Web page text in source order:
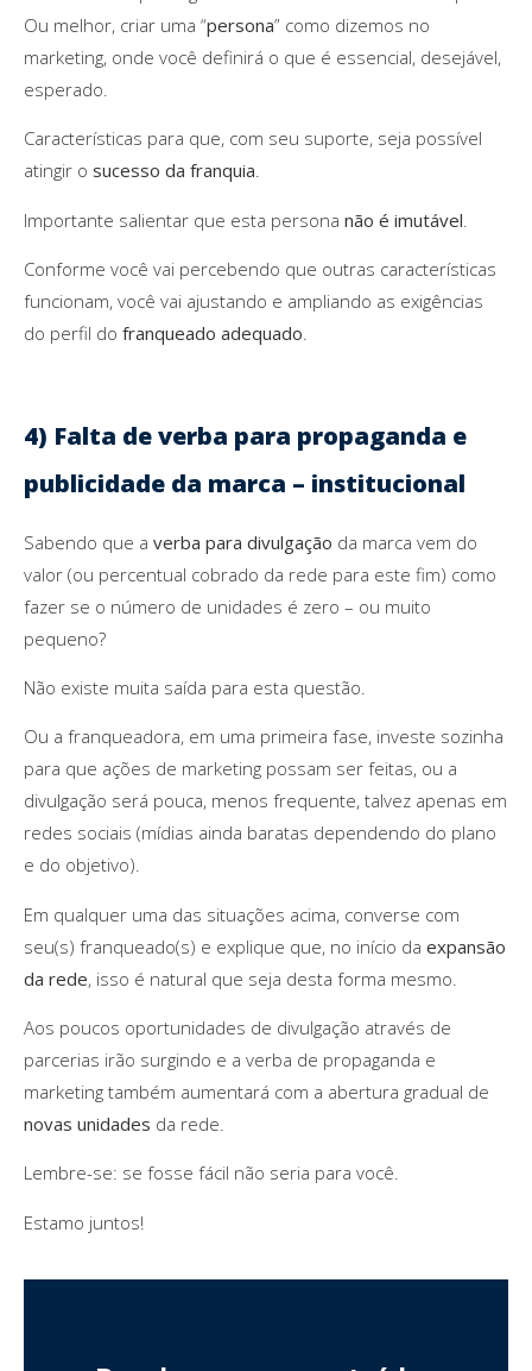
Ou melhor, criar uma “persona” como dizemos no
marketing, onde você definirá o que é essencial, desejável,
esperado.
Características para que, com seu suporte, seja possível
atingir o sucesso da franquia.
Importante salientar que esta persona não é imutável
Conforme você vai percebendo que outras características
funcionam, você vai ajustando e ampliando as exigências
do perfil do franqueado adequado.
4) Falta de verba para propaganda e
publicidade da marca – institucional
Sabendo que a verba para divulgação da marca vem do
valor (ou percentual cobrado da rede para este fim) como
fazer se o número de unidades é zero – ou muito
pequeno?
Não existe muita saída para esta questão.
Ou a franqueadora, em uma primeira fase, investe sozinha
para que ações de marketing possam ser feitas, ou a
divulgação será pouca, menos frequente, talvez apenas em
redes sociais (mídias ainda baratas dependendo do plano
e do objetivo).
Em qualquer uma das situações acima, converse com
seu(s) franqueado(s) e explique que, no início da expansão
da rede, isso é natural que seja desta forma mesmo.
Aos poucos oportunidades de divulgação através de
parcerias irão surgindo e a verba de propaganda e
marketing também aumentará com a abertura gradual de
novas unidades da rede.
Lembre-se: se fosse fácil não seria para você.
Estamo juntos!